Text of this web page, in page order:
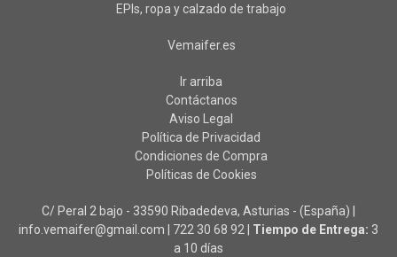
EPIs, ropa y calzado de trabajo
Vemaifer.es
Ir arriba
Contáctanos
Aviso Legal
Política de Privacidad
Condiciones de Compra
Políticas de Cookies
C/ Peral 2 bajo - 33590 Ribadedeva, Asturias - (España) |
info.vemaifer@gmail.com | 722 30 68 92 | Tiempo de Entrega: 3
a 10 días